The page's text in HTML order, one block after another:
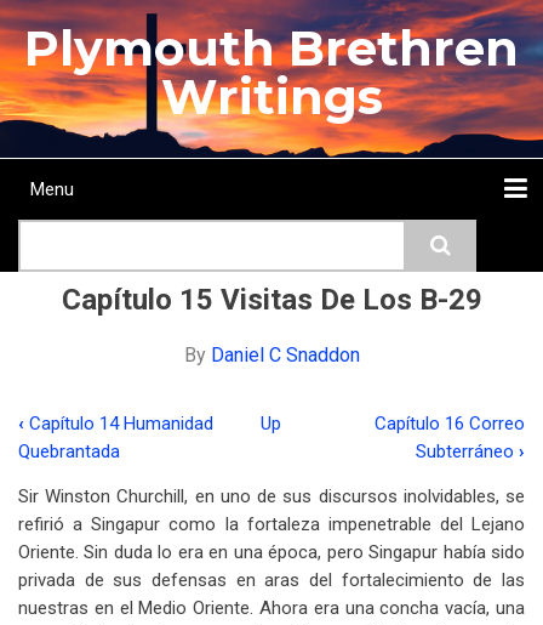
Skip
to
main
content
Plymouth Brethren
Writings
Main
Menu
Capítulo 15 Visitas De Los B-29
By Daniel C Snaddon
Book
traversal
links
for
Capítulo
‹ Capítulo 14 Humanidad
Quebrantada
Up
Capítulo 16 Correo
Subterráneo ›
Sir Winston Churchill, en uno de sus discursos inolvidables, se
refirió a Singapur como la fortaleza impenetrable del Lejano
Oriente. Sin duda lo era en una época, pero Singapur había sido
privada de sus defensas en aras del fortalecimiento de las
nuestras en el Medio Oriente. Ahora era una concha vacía, una